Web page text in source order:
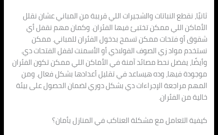
ثانيًا، نقطع النباتات والشجيرات اللي قريبة من المباني عشان نقلل
الأماكن اللي ممكن تختبئ فيها الفئران. وكمان مهم نقفل أي
شقوق أو فتحات ممكن تسمح بدخول الفئران للمباني. ممكن
نستخدم مواد زي الصوف الفولاذي أو الأسمنت لقفل الفتحات دي.
وأيضًا، يفضل نحط مصائد آمنة في الأماكن اللي ممكن تكون الفئران
موجودة فيها، وده هيساعد في تقليل أعدادها بشكل فعال. ومن
المهم مراجعة الإجراءات دي بشكل دوري لضمان الحصول على بيئة
خالية من الفئران.
كيفية التعامل مع مشكلة العناكب في المنازل بأمان؟